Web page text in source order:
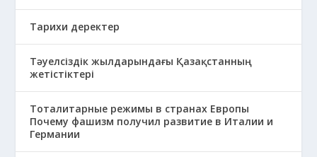
Тарихи деректер
Тәуелсіздік жылдарындағы Қазақстанның
жетістіктері
Тоталитарные режимы в странах Европы
Почему фашизм получил развитие в Италии и
Германии